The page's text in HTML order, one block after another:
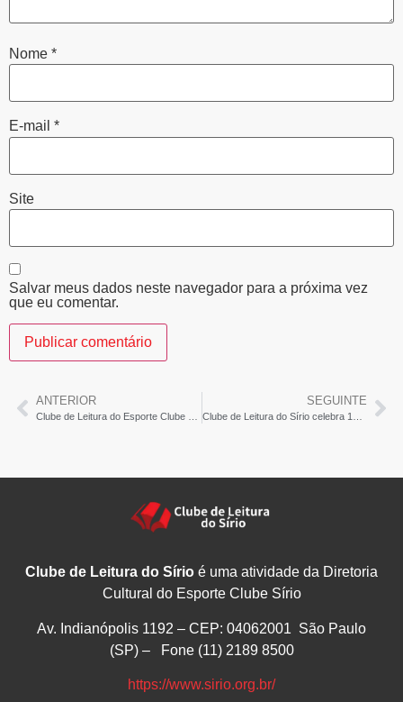
Nome *
E-mail *
Site
Salvar meus dados neste navegador para a próxima vez
que eu comentar.
ANTERIOR SEGUINTE
Clube de Leitura do Sírio é uma atividade da Diretoria
Cultural do Esporte Clube Sírio
Av. Indianópolis 1192 – CEP: 04062001 São Paulo
(SP) – Fone (11) 2189 8500
https://www.sirio.org.br/